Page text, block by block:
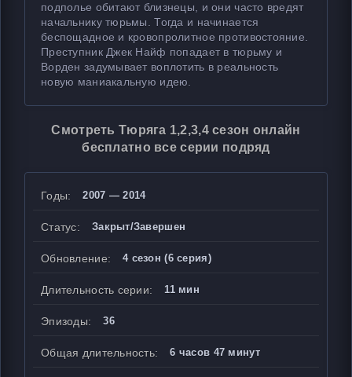
подполье обитают близнецы, и они часто вредят
начальнику тюрьмы. Тогда и начинается
беспощадное и кровопролитное противостояние.
Преступник Джек Найф попадает в тюрьму и
Ворден задумывает воплотить в реальность
новую маниакальную идею.
Смотреть Тюряга 1,2,3,4 сезон онлайн
бесплатно все серии подряд
Годы: 2007 — 2014
Статус: Закрыт/Завершен
Обновление: 4 сезон (6 серия)
Длительность серии: 11 мин
Эпизоды: 36
Общая длительность: 6 часов 47 минут